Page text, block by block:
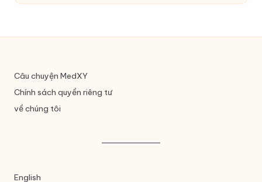
Câu chuyện MedXY
Chính sách quyền riêng tư
về chúng tôi
English